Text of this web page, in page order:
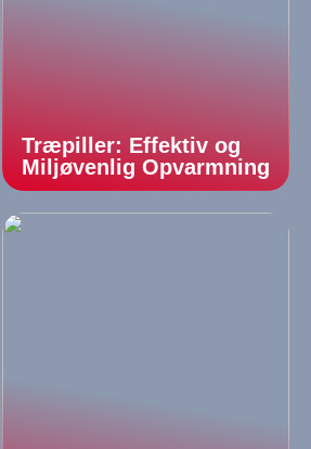
Træpiller: Effektiv og
Miljøvenlig Opvarmning